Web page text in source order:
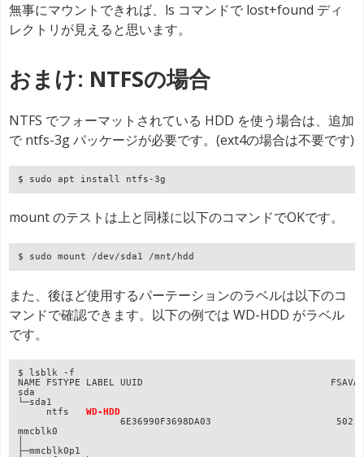
無事にマウントできれば、ls コマンドで lost+found ディ
レクトリが見えると思います。
おまけ: NTFSの場合
NTFS でフォーマットされている HDD を使う場合は、追加
で ntfs-3g パッケージが必要です。(ext4の場合は不要です)
$ sudo apt install ntfs-3g
mount のテストは上と同様に以下のコマンドでOKです。
$ sudo mount /dev/sda1 /mnt/hdd
また、後ほど使用するパーテーションのラベルは以下のコ
マンドで確認できます。以下の例では WD-HDD がラベル
です。
$ lsblk -f
NAME FSTYPE LABEL UUID                                 FSAVAIL
└─sda1
     ntfs
WD-HDD
6E36990F3698DA03
mmcblk0
├─mmcblk0p1